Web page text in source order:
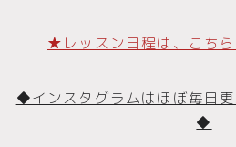
★レッスン日程は、こち
◆インスタグラムはほぼ毎日更
◆